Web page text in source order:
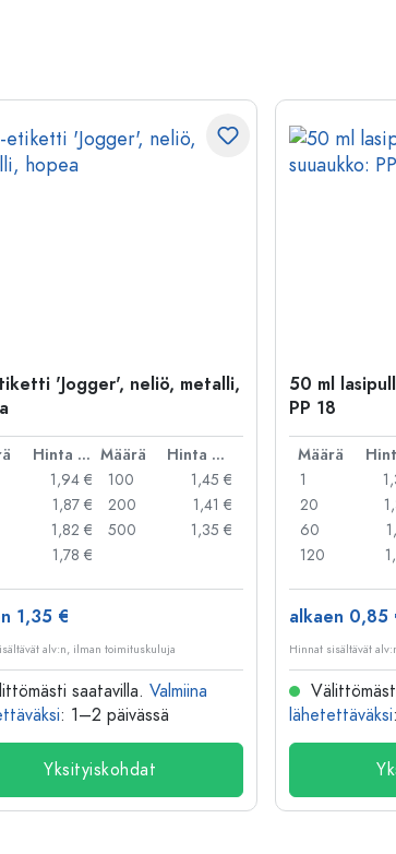
'Jogger', neliö, metalli,
Hinta per kpl Määrä
Hinta per kpl
1,94 €
1,87 €
1,82 €
1,78 €
100
1,45 €
200
1,41 €
500
1,35 €
1,35 €
alv:n, ilman toimituskuluja
saatavilla. Valmiina
: 1–2 päivässä
Yksityiskohdat
50 ml
PP 18
Määrä
1
20
60
120
alkaen 0,85
Hinnat sisältävät
lähetettäväksi